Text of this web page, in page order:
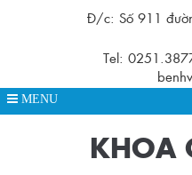
Đ/c: Số 911
Tel:
MENU
KHOA